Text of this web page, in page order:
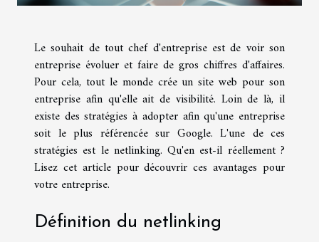
Le souhait de tout chef d'entreprise est de voir son
entreprise évoluer et faire de gros chiffres d'affaires.
Pour cela, tout le monde crée un site web pour son
entreprise afin qu'elle ait de visibilité. Loin de là, il
existe des stratégies à adopter afin qu'une entreprise
soit le plus référencée sur Google. L'une de ces
stratégies est le netlinking. Qu'en est-il réellement ?
Lisez cet article pour découvrir ces avantages pour
votre entreprise.
Définition du netlinking